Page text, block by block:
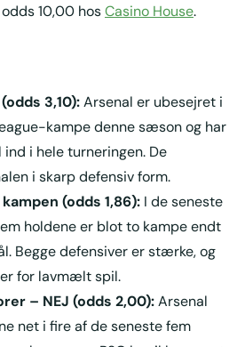
10,00 hosCasino House.
3,10):Arsenal er ubesejret i
kampe denne sæson og har
ind i hele turneringen. De
i skarp defensiv form.
(odds 1,86): I de seneste
holdene er blot to kampe endt
Begge defensiver er stærke, og
for lavmælt spil.
– NEJ (odds 2,00):Arsenal
net i fire af de seneste fem